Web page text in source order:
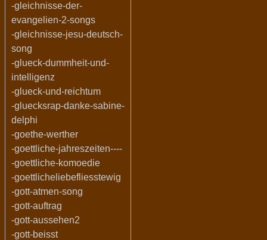
-gleichnisse-der-
evangelien-2-songs
-gleichnisse-jesu-deutsch-
song
-glueck-dummheit-und-
intelligenz
-glueck-und-reichtum
-gluecksrap-danke-sabine-
delphi
-goethe-werther
-goettliche-jahreszeiten----
-goettliche-komoedie
-goettlicheliebefliesstewig
-gott-atmen-song
-gott-auftrag
-gott-aussehen2
-gott-beisst